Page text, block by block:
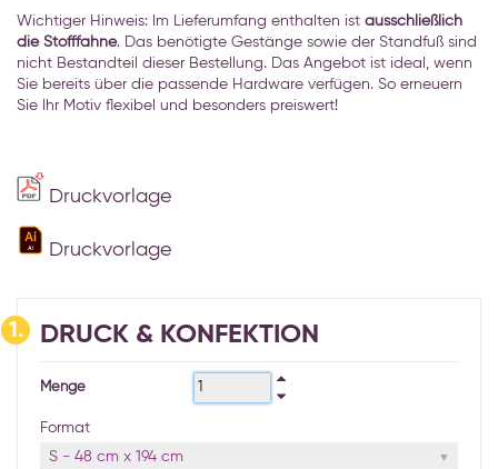
Wichtiger Hinweis: Im Lieferumfang enthalten ist ausschließlich
die Stofffahne. Das benötigte Gestänge sowie der Standfuß sind
nicht Bestandteil dieser Bestellung. Das Angebot ist ideal, wenn
Sie bereits über die passende Hardware verfügen. So erneuern
Sie Ihr Motiv flexibel und besonders preiswert!
Druckvorlage
Druckvorlage
1. DRUCK & KONFEKTION
Menge
Format
S - 48 cm x 194 cm